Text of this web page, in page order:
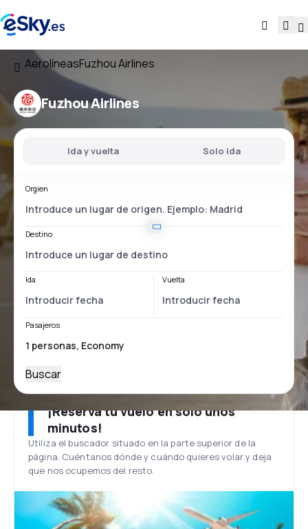
AerolíneasFuzhou Airlines
Fuzhou Airlines
Ida y vuelta Solo ida
Orgien
Destino
Ida Vuelta
Pasajeros
Buscar
¡Reserva tu vuelo en solo unos
minutos!
Utiliza el buscador situado en la parte superior de la
página. Cuéntanos dónde y cuándo quieres volar y deja
que nos ocupemos del resto.